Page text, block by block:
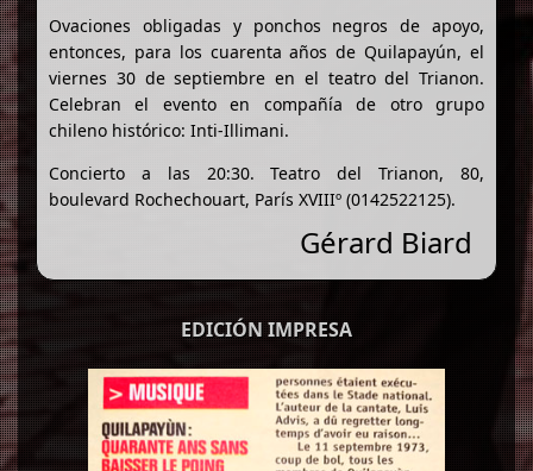
Ovaciones obligadas y ponchos negros de apoyo,
entonces, para los cuarenta años de Quilapayún, el
viernes 30 de septiembre en el teatro del Trianon.
Celebran el evento en compañía de otro grupo
chileno histórico: Inti-Illimani.
Concierto a las 20:30. Teatro del Trianon, 80,
boulevard Rochechouart, París XVIIIº (0142522125).
Gérard Biard
EDICIÓN IMPRESA